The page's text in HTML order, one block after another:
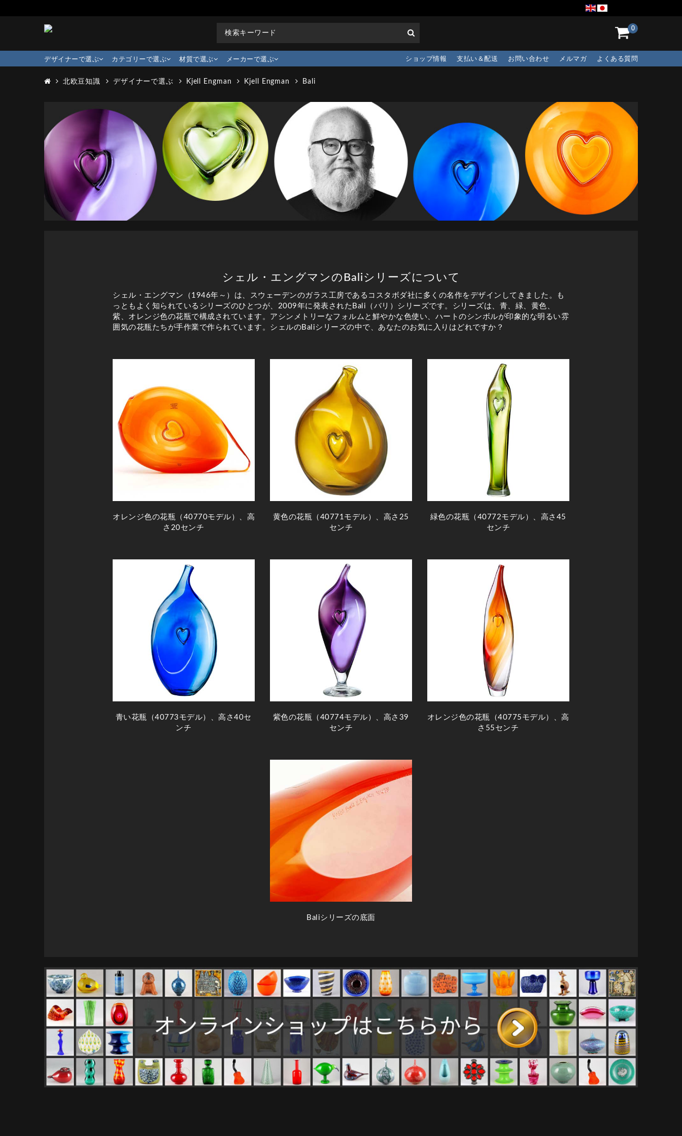
0
デザイナーで選ぶ カテゴリーで選ぶ 材質で選ぶ メーカーで選ぶ よくある質問
メルマガ
お問い合わせ
支払い＆配送
ショップ情報
北欧豆知識 デザイナーで選ぶ Kjell Engman Kjell Engman Bali
シェル・エングマンのBaliシリーズについて
シェル・エングマン（1946年～）は、スウェーデンのガラス工房であるコスタボダ社に多くの名作をデザインしてきました。も
っともよく知られているシリーズのひとつが、2009年に発表されたBali（バリ）シリーズです。シリーズは、青、緑、黄色、
紫、オレンジ色の花瓶で構成されています。アシンメトリーなフォルムと鮮やかな色使い、ハートのシンボルが印象的な明るい雰
囲気の花瓶たちが手作業で作られています。シェルのBaliシリーズの中で、あなたのお気に入りはどれですか？
オレンジ色の花瓶（40770モデル）、高
さ20センチ
黄色の花瓶（40771モデル）、高さ25
センチ
緑色の花瓶（40772モデル）、高さ45
センチ
青い花瓶（40773モデル）、高さ40セ
ンチ
紫色の花瓶（40774モデル）、高さ39
センチ
オレンジ色の花瓶（40775モデル）、高
さ55センチ
Baliシリーズの底面